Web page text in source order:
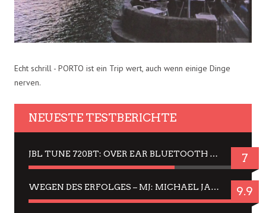
Echt schrill - PORTO ist ein Trip wert, auch wenn einige Dinge
nerven.
NEUESTE TESTBERICHTE
JBL TUNE 720BT: OVER EAR BLUETOOTH KOPFHÖRER UM DIE 50,-€ IM DAUER-TEST 7
WEGEN DES ERFOLGES – MJ: MICHAEL JACKSON MUSICAL IN EINER MATINEE SEHEN 9.9